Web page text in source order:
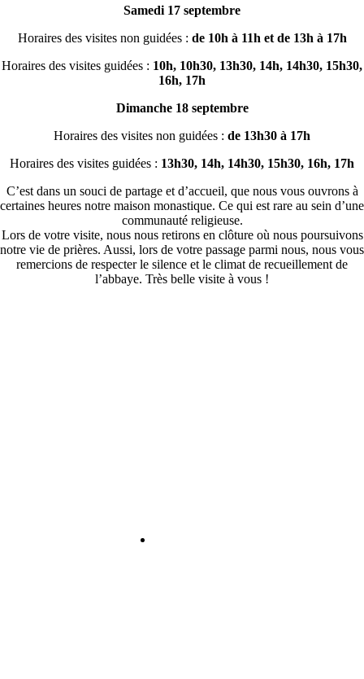
Samedi 17 septembre
Horaires des visites non guidées : de 10h à 11h et de 13h à 17h
Horaires des visites guidées : 10h, 10h30, 13h30, 14h, 14h30, 15h30,
16h, 17h
Dimanche 18 septembre
Horaires des visites non guidées : de 13h30 à 17h
Horaires des visites guidées : 13h30, 14h, 14h30, 15h30, 16h, 17h
C’est dans un souci de partage et d’accueil, que nous vous ouvrons à
certaines heures notre maison monastique. Ce qui est rare au sein d’une
communauté religieuse.
Lors de votre visite, nous nous retirons en clôture où nous poursuivons
notre vie de prières. Aussi, lors de votre passage parmi nous, nous vous
remercions de respecter le silence et le climat de recueillement de
l’abbaye. Très belle visite à vous !